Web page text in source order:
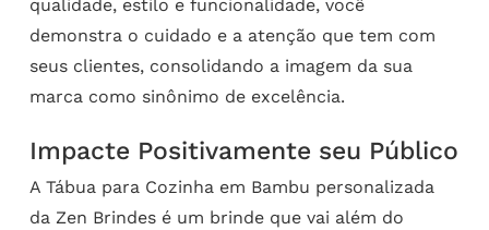
qualidade, estilo e funcionalidade, você
demonstra o cuidado e a atenção que tem com
seus clientes, consolidando a imagem da sua
marca como sinônimo de excelência.
Impacte Positivamente seu Público
A Tábua para Cozinha em Bambu personalizada
da Zen Brindes é um brinde que vai além do